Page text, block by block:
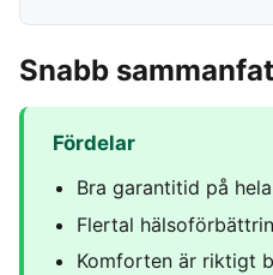
Snabb
Fördelar
Bra garantitid på
Flertal
Komforten är riktigt